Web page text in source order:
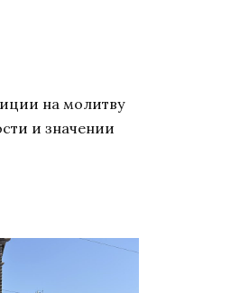
на молитву
и значении